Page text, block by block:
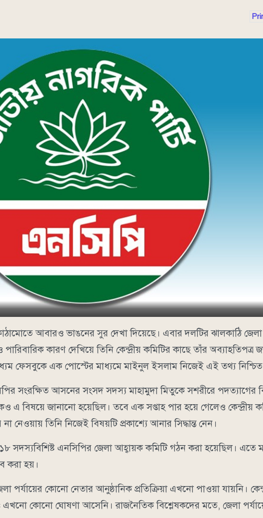
আবারও ভাঙনের সুর দেখা দিয়েছে। এবার দলটির ঝালকাঠি
কারণ দেখিয়ে তিনি কেন্দ্রীয় কমিটির কাছে তাঁর অব্যাহতিপত্র
ফেসবুকে এক পোস্টের মাধ্যমে মাইনুল ইসলাম নিজেই এই তথ্য
সংরক্ষিত আসনের সংসদ সদস্য মাহামুদা মিতুকে সশরীরে পদত্যাগের
এ বিষয়ে জানানো হয়েছিল। তবে এক সপ্তাহ পার হয়ে গেলেও কেন্দ্রীয়
তিনি নিজেই বিষয়টি প্রকাশ্যে আনার সিদ্ধান্ত নেন।
সদস্যবিশিষ্ট এনসিপির জেলা আহ্বায়ক কমিটি গঠন করা হয়েছিল।
করা হয়।
পর্যায়ের কোনো নেতার আনুষ্ঠানিক প্রতিক্রিয়া এখনো পাওয়া যায়নি।
এখনো কোনো ঘোষণা আসেনি। রাজনৈতিক বিশ্লেষকদের মতে, জেলা